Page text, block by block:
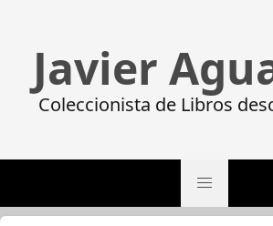
Javier
Coleccionista de Libros